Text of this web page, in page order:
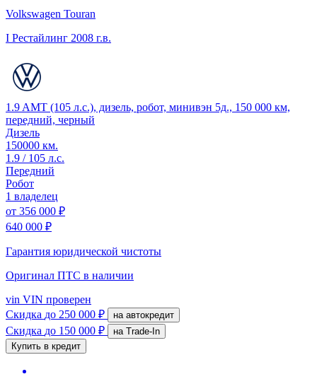
Volkswagen Touran
I Рестайлинг 2008 г.в.
1.9 AMT (105 л.с.), дизель, робот, минивэн 5д., 150 000 км,
передний, черный
Дизель
150000 км.
1.9 / 105 л.с.
Передний
Робот
1 владелец
от 356 000 ₽
640 000 ₽
Гарантия юридической чистоты
Оригинал ПТС в наличии
vin VIN проверен
Скидка до 250 000 ₽ на автокредит
Скидка до 150 000 ₽
на Trade-In
Купить в кредит